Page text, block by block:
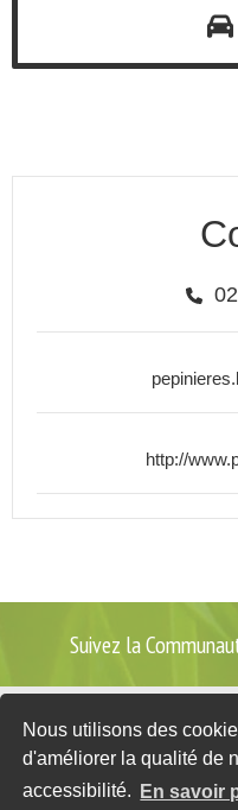
Nous utilisons des
d'améliorer la qualité de
accessibilité.
En savoir
http://
Suivez la
2 place
76560
Tél. : 02